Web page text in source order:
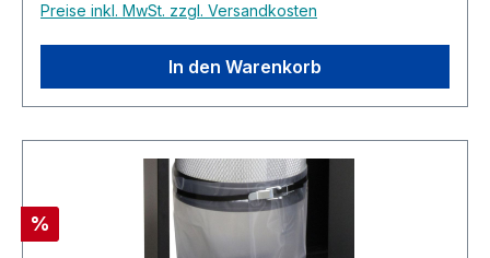
1000CHochwertiger ErsatzfilterVliesstoff aus
Polypropylen und PolyesterRahmen aus
verzinktem Blech mit Dichtungsleiste
Preise inkl. MwSt. zzgl. Versandkosten
In den Warenkorb
Rabatt
%